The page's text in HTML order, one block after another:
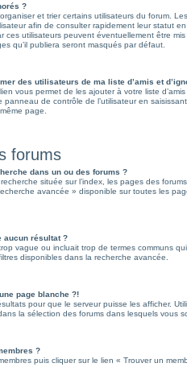
?
et trier certains utilisateurs du forum.
afin de consulter rapidement leur statut
ces utilisateurs peuvent éventuellement être
qu’il publiera seront masqués par défaut.
des utilisateurs de ma liste d’amis et
vous permet de les ajouter à votre liste
de contrôle de l’utilisateur en
page.
forums
dans un ou des forums ?
située sur l’index, les pages des
avancée » disponible sur toutes les
aucun résultat ?
vague ou incluait trop de termes communs
disponibles dans la recherche avancée.
page blanche ?!
pour que le serveur puisse les afficher.
la sélection des forums dans lesquels vous
?
puis cliquer sur le lien « Trouver un